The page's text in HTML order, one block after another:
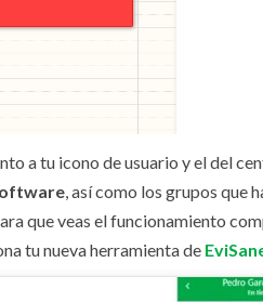
a tu icono de usuario y el del
, así como los grupos que
que veas el funcionamiento
tu nueva herramienta de